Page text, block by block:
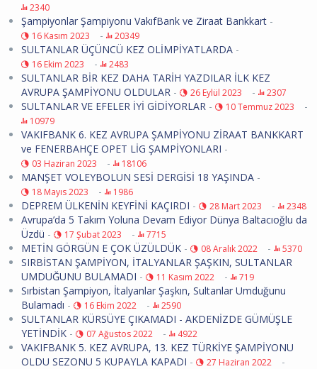
2340
Şampiyonlar Şampiyonu VakıfBank ve Ziraat Bankkart -
16 Kasım 2023 - 20349
SULTANLAR ÜÇÜNCÜ KEZ OLİMPİYATLARDA -
16 Ekim 2023 - 2483
SULTANLAR BİR KEZ DAHA TARİH YAZDILAR İLK KEZ
AVRUPA ŞAMPİYONU OLDULAR - 26 Eylül 2023 - 2307
SULTANLAR VE EFELER İYİ GİDİYORLAR - 10 Temmuz 2023 -
10979
VAKIFBANK 6. KEZ AVRUPA ŞAMPİYONU ZİRAAT BANKKART
ve FENERBAHÇE OPET LİG ŞAMPİYONLARI -
03 Haziran 2023 - 18106
MANŞET VOLEYBOLUN SESİ DERGİSİ 18 YAŞINDA -
18 Mayıs 2023 - 1986
DEPREM ÜLKENİN KEYFİNİ KAÇIRDI - 28 Mart 2023 - 2348
Avrupa’da 5 Takım Yoluna Devam Ediyor Dünya Baltacıoğlu da
Üzdü - 17 Şubat 2023 - 7715
METİN GÖRGÜN E ÇOK ÜZÜLDÜK - 08 Aralık 2022 - 5370
SIRBİSTAN ŞAMPİYON, İTALYANLAR ŞAŞKIN, SULTANLAR
UMDUĞUNU BULAMADI - 11 Kasım 2022 - 719
Sırbistan Şampiyon, İtalyanlar Şaşkın, Sultanlar Umduğunu
Bulamadı - 16 Ekim 2022 - 2590
SULTANLAR KÜRSÜYE ÇIKAMADI - AKDENİZDE GÜMÜŞLE
YETİNDİK - 07 Ağustos 2022 - 4922
VAKIFBANK 5. KEZ AVRUPA, 13. KEZ TÜRKİYE ŞAMPİYONU
OLDU SEZONU 5 KUPAYLA KAPADI - 27 Haziran 2022 -